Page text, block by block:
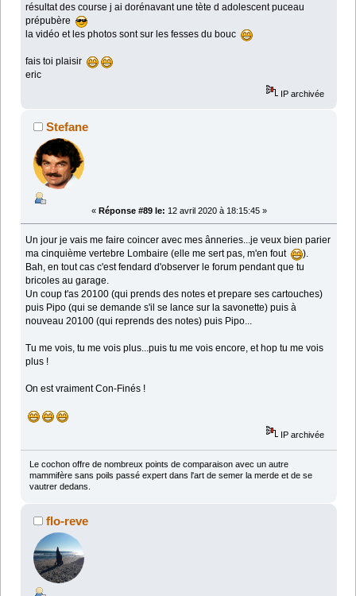
résultat des course j ai dorénavant une tète d adolescent puceau
prépubère
la vidéo et les photos sont sur les fesses du bouc
fais toi plaisir
eric
IP archivée
Stefane
« Réponse #89 le: 12 avril 2020 à 18:15:45 »
Un jour je vais me faire coincer avec mes ânneries...je veux bien parier
ma cinquième vertebre Lombaire (elle me sert pas, m'en fout
).
Bah, en tout cas c'est fendard d'observer le forum pendant que tu
bricoles au garage.
Un coup t'as 20100 (qui prends des notes et prepare ses cartouches)
puis Pipo (qui se demande s'il se lance sur la savonette) puis à
nouveau 20100 (qui reprends des notes) puis Pipo...
Tu me vois, tu me vois plus...puis tu me vois encore, et hop tu me vois
plus !
On est vraiment Con-Finés !
IP archivée
Le cochon offre de nombreux points de comparaison avec un autre
mammifère sans poils passé expert dans l'art de semer la merde et de se
vautrer dedans.
flo-reve